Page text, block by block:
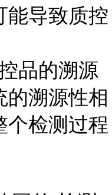
能导致质控
品的溯源
的溯源性相
个检测过程